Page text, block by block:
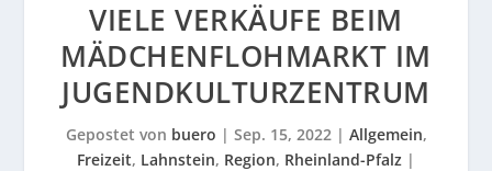
VIELE VERKÄUFE BEIM
MÄDCHENFLOHMARKT IM
JUGENDKULTURZENTRUM
Gepostet von buero | Sep. 15, 2022| Allgemein,
Freizeit, Lahnstein, Region, Rheinland-Pfalz |